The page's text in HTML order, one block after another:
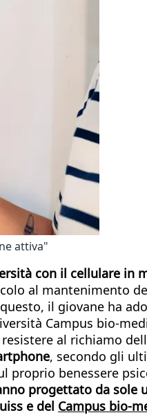
attiva"
con il cellulare in
al mantenimento
il giovane ha
Campus bio-
al richiamo
, secondo gli
benessere
progettato da sole
e del Campus bio-